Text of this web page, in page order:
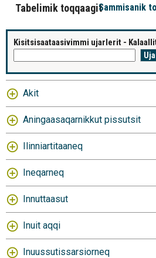
Tabelimik toqqaagitSammisanik
Kisitsisaataasivimmi ujarlerit -
Akit
Aningaasaqarnikkut pissutsit
Ilinniartitaaneq
Ineqarneq
Innuttaasut
Inuit aqqi
Inuussutissarsiorneq